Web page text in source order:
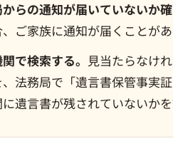
らの通知が届いていないか
ご家族に通知が届くことが
で検索する。 見当たらなけ
法務局で「遺言書保管事実
遺言書が残されていないか